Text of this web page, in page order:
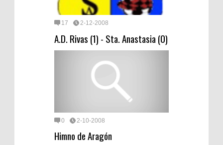
17 2-12-2008
A.D. Rivas (1) - Sta. Anastasia (0)
0 2-10-2008
Himno de Aragón